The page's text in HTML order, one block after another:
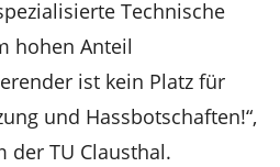
Technische
hohen Anteil
ist kein Platz für
und Hassbotschaften!“,
der TU Clausthal.